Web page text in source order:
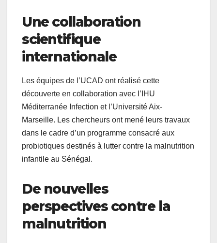
Une collaboration
scientifique
internationale
Les équipes de l’UCAD ont réalisé cette
découverte en collaboration avec l’IHU
Méditerranée Infection et l’Université Aix-
Marseille. Les chercheurs ont mené leurs travaux
dans le cadre d’un programme consacré aux
probiotiques destinés à lutter contre la malnutrition
infantile au Sénégal.
De nouvelles
perspectives contre la
malnutrition